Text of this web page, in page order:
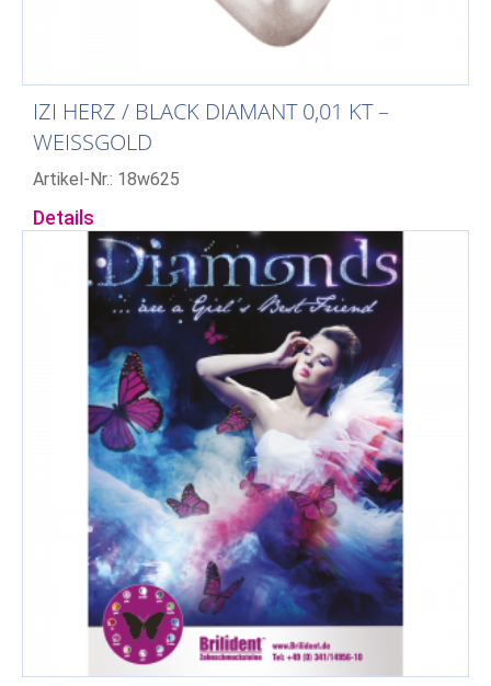
IZI HERZ / BLACK DIAMANT 0,01 KT –
WEISSGOLD
Artikel-Nr.: 18w625
Details